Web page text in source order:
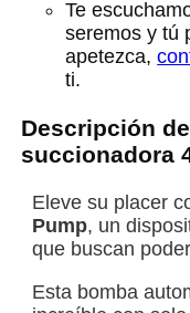
Te
seremos y tú
apetezca,
ti.
Descripción
succionadora
Eleve su placer
Pump, un
que buscan
Esta bomba